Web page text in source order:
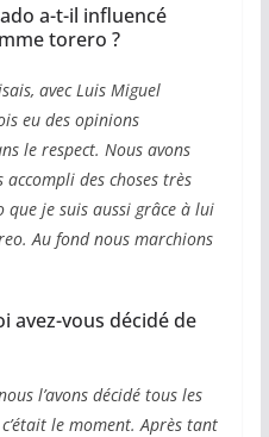
a-t-il influencé
torero ?
avec Luis Miguel
eu des opinions
le respect. Nous avons
des choses très
je suis aussi grâce à lui
Au fond nous marchions
avez-vous décidé de
l’avons décidé tous les
le moment. Après tant